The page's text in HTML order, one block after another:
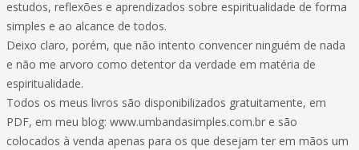
estudos, reflexões e aprendizados sobre espiritualidade de forma
simples e ao alcance de todos.
Deixo claro, porém, que não intento convencer ninguém de nada
e não me arvoro como detentor da verdade em matéria de
espiritualidade.
Todos os meus livros são disponibilizados gratuitamente, em
PDF, em meu blog: www.umbandasimples.com.br e são
colocados à venda apenas para os que desejam ter em mãos um